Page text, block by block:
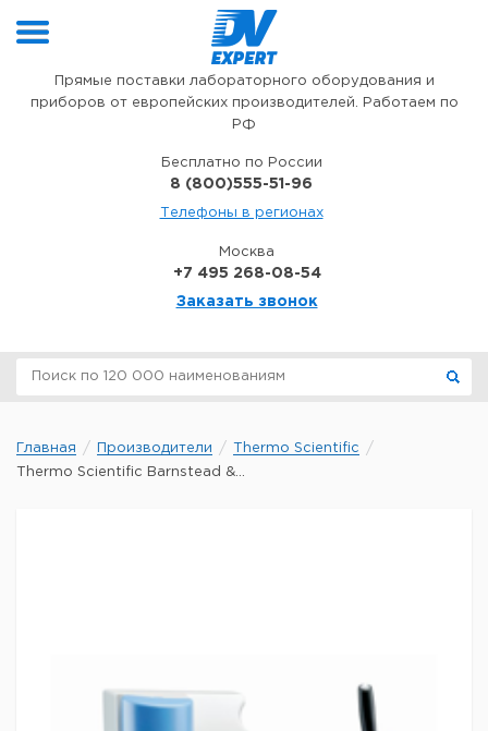
Прямые поставки лабораторного оборудования и
приборов от европейских производителей. Работаем по
РФ
Бесплатно по России
8 (800)555-51-96
Телефоны в регионах
Москва
+7 495 268-08-54
Заказать звонок
Главная Производители
Thermo Scientific
Thermo Scientific Barnstead &...